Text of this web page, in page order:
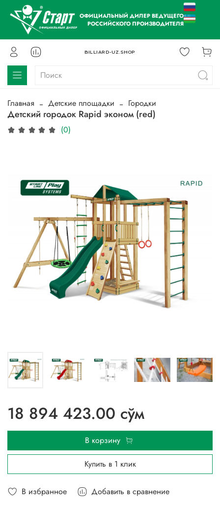
ОФИЦИАЛЬНЫЙ ДИЛЕР ВЕДУЩЕГО
РОССИЙСКОГО ПРОИЗВОДИТЕЛЯ
BILLIARD-UZ.SHOP
Главная Детские площадки Городки
Детский городок Rapid эконом (red)
(0)
В избранное Добавить в сравнение
18 894 423.00 сўм
В корзину
Купить в 1 клик